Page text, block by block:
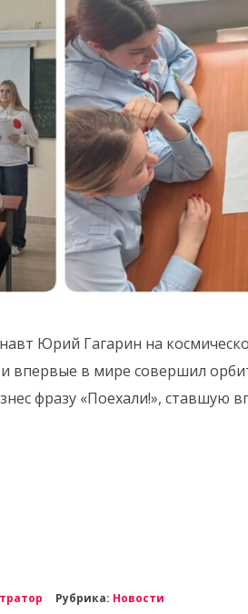
Юрий Гагарин на
впервые в мире совершил
фразу «Поехали!», ставшую
Рубрика: Новости